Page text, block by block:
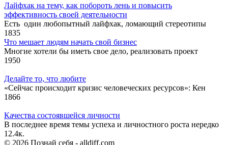
Лайфхак на тему, как побороть лень и повысить
эффективность своей деятельности
Есть один любопытный лайфхак, ломающий стереотипы
1835
Что мешает людям начать свой бизнес
Многие хотели бы иметь свое дело, реализовать проект
1950
Делайте то, что любите
«Сейчас происходит кризис человеческих ресурсов»: Кен
1866
Качества состоявшейся личности
В последнее время темы успеха и личностного роста нередко
1 2.4к.
© 2026 Познай себя - alldiff.com